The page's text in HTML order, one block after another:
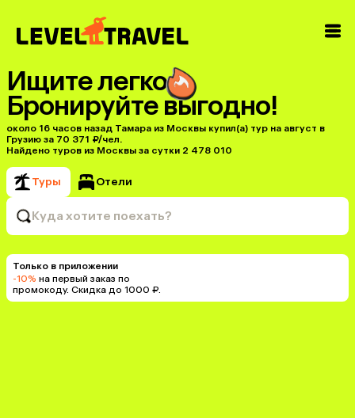
Ищите легко
Бронируйте выгодно!
около 16 часов назад Тамара из Москвы купил(a) тур на август в
Грузию за 70 371 ₽/чел.
Найдено туров из Москвы за сутки 2 478 010
Туры Отели
Куда хотите поехать?
Только в приложении
-10% на первый заказ по
промокоду. Скидка до 1000 ₽.